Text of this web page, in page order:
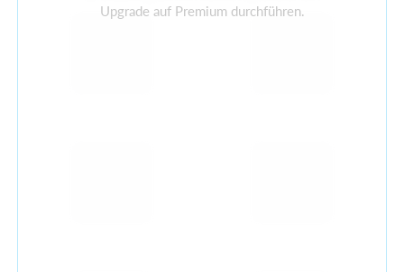
Upgrade auf Premium durchführen.